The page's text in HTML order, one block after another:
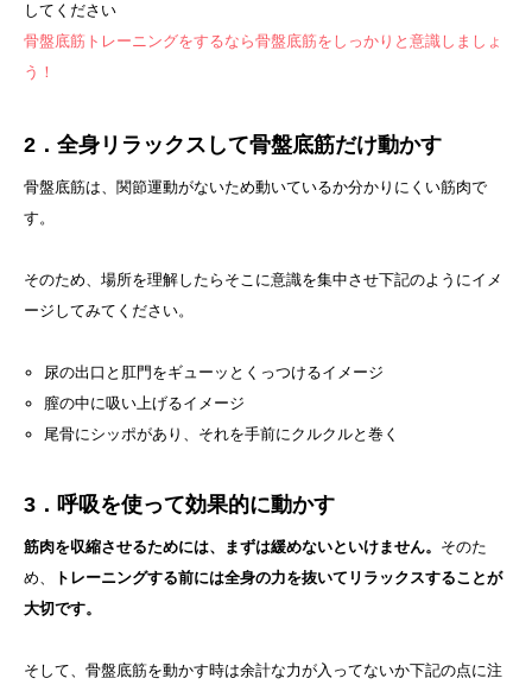
してください
骨盤底筋トレーニングをするなら骨盤底筋をしっかりと意識しましょ
う！
2．全身リラックスして骨盤底筋だけ動かす
骨盤底筋は、関節運動がないため動いているか分かりにくい筋肉で
す。
そのため、場所を理解したらそこに意識を集中させ下記のようにイメ
ージしてみてください。
尿の出口と肛門をギューッとくっつけるイメージ
膣の中に吸い上げるイメージ
尾骨にシッポがあり、それを手前にクルクルと巻く
3．呼吸を使って効果的に動かす
筋肉を収縮させるためには、まずは緩めないといけません。 そのた
め、
トレーニングする前には全身の力を抜いてリラックスすることが
大切です。
そして、骨盤底筋を動かす時は余計な力が入ってないか下記の点に注